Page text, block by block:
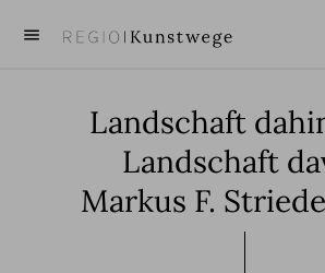
menu
close
KUNST
KÜNSTLER
Landschaft
Landschaft
Markus F.